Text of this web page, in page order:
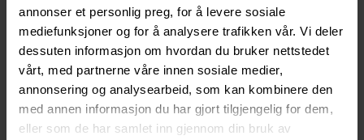
annonser et personlig preg, for å levere sosiale
mediefunksjoner og for å analysere trafikken vår. Vi deler
dessuten informasjon om hvordan du bruker nettstedet
vårt, med partnerne våre innen sosiale medier,
annonsering og analysearbeid, som kan kombinere den
med annen informasjon du har gjort tilgjengelig for dem,
eller som de har samlet inn gjennom din bruk av
Lyngby Glas Eaton 30 cl 2 stk
Vannglass
425 NOKved 6 stk.